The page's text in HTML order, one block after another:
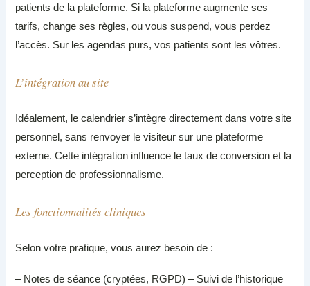
patients de la plateforme. Si la plateforme augmente ses
tarifs, change ses règles, ou vous suspend, vous perdez
l’accès. Sur les agendas purs, vos patients sont les vôtres.
L’intégration au site
Idéalement, le calendrier s’intègre directement dans votre site
personnel, sans renvoyer le visiteur sur une plateforme
externe. Cette intégration influence le taux de conversion et la
perception de professionnalisme.
Les fonctionnalités cliniques
Selon votre pratique, vous aurez besoin de :
– Notes de séance (cryptées, RGPD) – Suivi de l’historique